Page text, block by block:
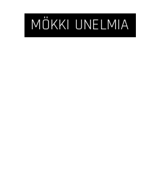
MÖKKI UNELMIA